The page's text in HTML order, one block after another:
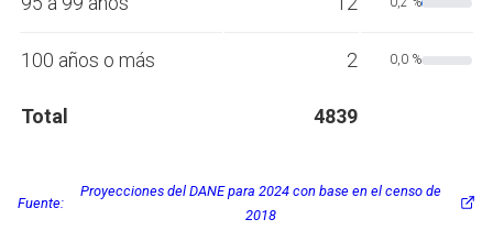
100 años o más 2 0,0 %
Total 4839
Fuente:
Proyecciones del DANE para 2024 con base en el censo de
2018